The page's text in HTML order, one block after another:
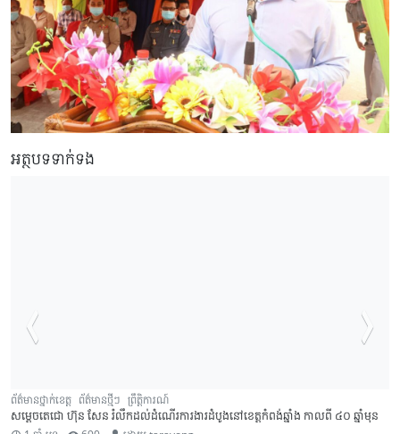
អត្ថបទទាក់ទង
ព័ត៌មានថ្នាក់ខេត្ត ព័ត៌មានថ្មីៗ ព្រឹត្តិការណ៍
សម្តេចតេជោ ហ៊ុន សែន រំលឹកដល់ដំណើរការងារដំបូងនៅខេត្តកំពង់ឆ្នាំង កាលពី ៤០ ឆ្នាំមុន